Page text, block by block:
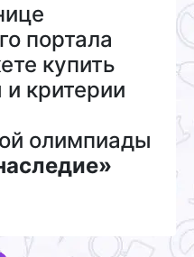
портала
купить
критерии
олимпиады